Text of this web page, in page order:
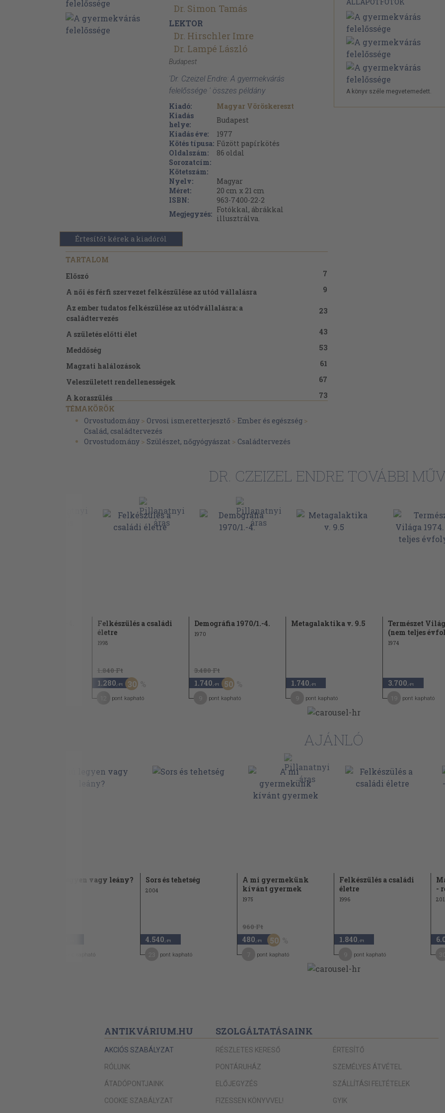
Dr. Simon Tamás
LEKTOR
Dr. Hirschler Imre
Dr. Lampé László
Budapest
'Dr. Czeizel Endre: A gyermekvárás
felelőssége ' összes példány
Kiadó:
Magyar Vöröskereszt
Kiadás
helye:
Budapest
Kiadás éve:
1977
Kötés típusa: Fűzött papírkötés
Oldalszám:
86 oldal
Sorozatcím:
Kötetszám:
Nyelv:
Magyar
Méret:
20 cm x 21 cm
ISBN:
963-7400-22-2
Megjegyzés: Fotókkal, ábrákkal
illusztrálva.
Értesítőt kérek a kiadóról
TARTALOM
Előszó
7
A női és férfi szervezet felkészülése az utód vállalásra
9
Az ember tudatos felkészülése az utódvállalásra: a
családtervezés
23
A születés előtti élet
43
Meddőség
53
Magzati halálozások
61
Veleszületett rendellenességek
67
A koraszülés
73
A szülés
TÉMAKÖRÖK
Orvostudomány > Orvosi ismeretterjesztő > Ember és egészség >
Család, családtervezés
Orvostudomány > Szülészet, nőgyógyászat > Családtervezés
A könyv széle megvetemedett.
DR. CZEIZEL ENDRE TOVÁBBI
Felkészülés a családi
életre
1998
1.840 Ft
1.280 ,-Ft 30
pont kapható
Demográfia 1970/1.-4.
1970
3.480 Ft
1.740 ,-Ft 50
pont kapható
Metagalaktika v. 9.5
1.740 ,-Ft
pont kapható
Természet
(nem teljes
1974
3.700 ,-Ft
pont kapható
AJÁNLÓ
Fiú legyen vagy leány?
pont kapható
Sors és tehetség
2004
4.540 ,-Ft
pont kapható
A mi gyermekünk
kívánt gyermek
1975
960 Ft
480 ,-Ft 50
pont kapható
Felkészülés a családi
életre
1996
1.840 ,-Ft
pont kapható
-
ANTIKVÁRIUM.HU
AKCIÓS SZABÁLYZAT
RÓLUNK
ÁTADÓPONTJAINK
COOKIE SZABÁLYZAT
SZOLGÁLTATÁSAINK
RÉSZLETES KERESŐ
PONTÁRUHÁZ
ELŐJEGYZÉS
FIZESSEN KÖNYVVEL!
ÉRTESÍTŐ
SZEMÉLYES ÁTVÉTEL
SZÁLLÍTÁSI FELTÉTELEK
GYIK